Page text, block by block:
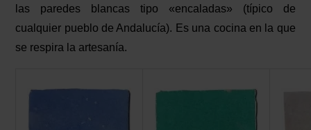
las paredes blancas tipo «encaladas» (típico de
cualquier pueblo de Andalucía). Es una cocina en la que
se respira la artesanía.